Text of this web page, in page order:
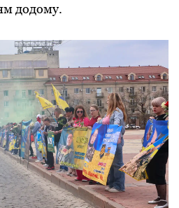
додому.